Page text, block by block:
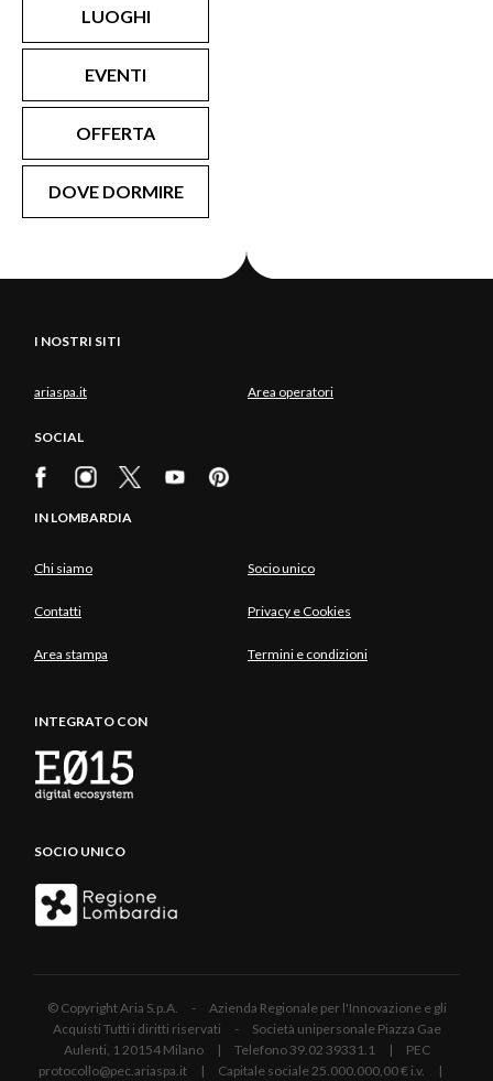
LUOGHI
EVENTI
OFFERTA
DOVE DORMIRE
I NOSTRI SITI
ariaspa.it Area operatori
SOCIAL
IN LOMBARDIA
Chi siamo Socio unico
Contatti Privacy e Cookies
Area stampa Termini e condizioni
INTEGRATO CON
SOCIO UNICO
© Copyright Aria S.p.A. - Azienda Regionale per l'Innovazione e gli
Acquisti Tutti i diritti riservati - Società unipersonale Piazza Gae
Aulenti, 1 20154 Milano | Telefono 39.02 39331.1 | PEC
protocollo@pec.ariaspa.it | Capitale sociale 25.000.000,00 € i.v. |